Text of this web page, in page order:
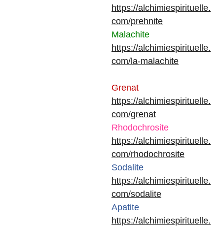
https://alchimiespirituelle.
com/prehnite
Malachite
https://alchimiespirituelle.
com/la-malachite
Grenat
https://alchimiespirituelle.
com/grenat
Rhodochrosite
https://alchimiespirituelle.
com/rhodochrosite
Sodalite
https://alchimiespirituelle.
com/sodalite
Apatite
https://alchimiespirituelle.